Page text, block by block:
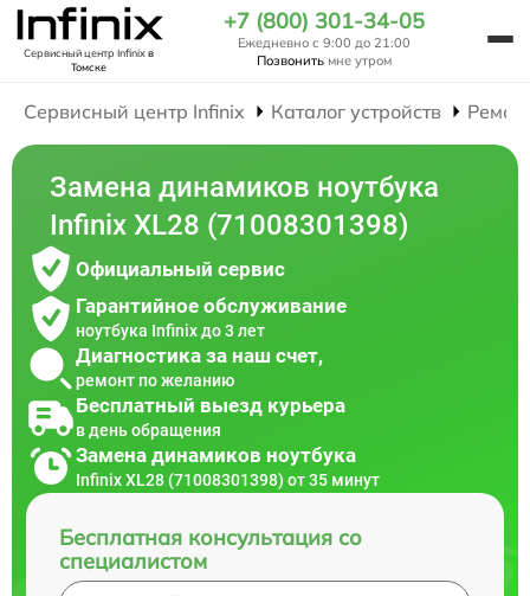
Сервисный центр Infinixв
Томске
+7 (800) 301-34-05
Ежедневно с 9:00 до 21:00
Позвонить мне утром
Сервисный центр Infinix Каталог устройств
Замена динамиков ноутбука
Infinix XL28 (71008301398)
Официальный сервис
Гарантийное обслуживание
ноутбука Infinix до 3 лет
Диагностика за наш счет,
ремонт по желанию
Бесплатный выезд курьера
в день обращения
Замена динамиков ноутбука
Infinix XL28 (71008301398) от 35 минут
Бесплатная консультация со
специалистом